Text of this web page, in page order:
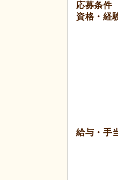
応募条件
資格・経
給与・手